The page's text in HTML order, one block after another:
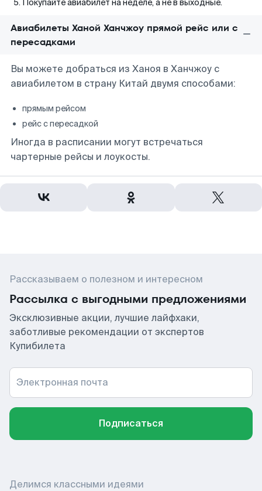
Покупайте авиабилет на неделе, а не в выходные.
Авиабилеты Ханой Ханчжоу прямой рейс или с
пересадками
Вы можете добраться из Ханоя в Ханчжоу с
авиабилетом в страну Китай двумя способами:
прямым рейсом
рейс с пересадкой
Иногда в расписании могут встречаться
чартерные рейсы и лоукосты.
Рассказываем о полезном и интересном
Рассылка с выгодными предложениями
Эксклюзивные акции, лучшие лайфхаки,
заботливые рекомендации от экспертов
Купибилета
Электронная почта
Подписаться
Делимся классными идеями